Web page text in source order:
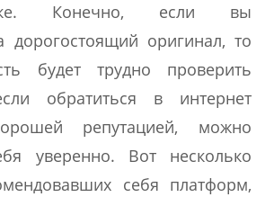
Конечно, если вы
дорогостоящий оригинал, то
будет трудно проверить
обратиться в интернет
репутацией, можно
уверенно. Вот несколько
себя платформ,